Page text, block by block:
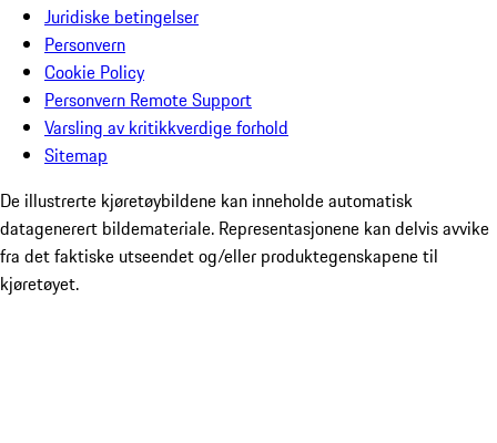
Juridiske betingelser
Personvern
Cookie Policy
Personvern Remote Support
Varsling av kritikkverdige forhold
Sitemap
De illustrerte kjøretøybildene kan inneholde automatisk
datagenerert bildemateriale. Representasjonene kan delvis avvike
fra det faktiske utseendet og/eller produktegenskapene til
kjøretøyet.